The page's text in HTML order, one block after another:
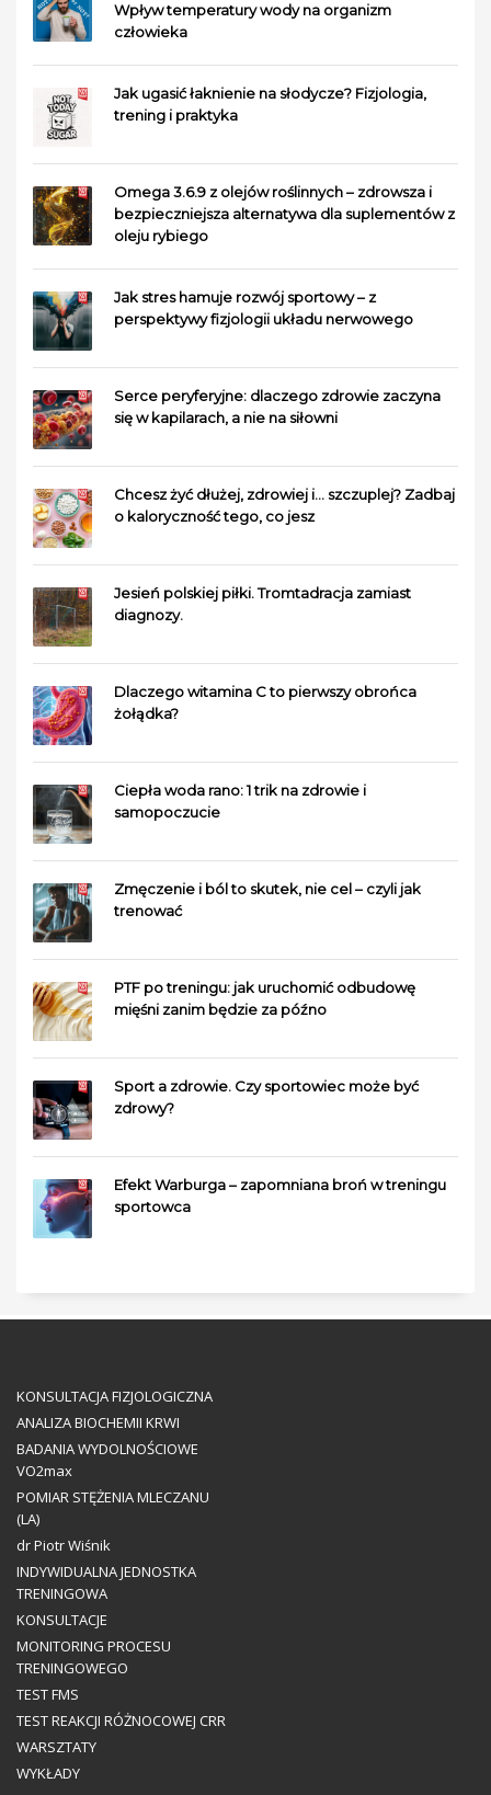
Wpływ temperatury wody na organizm
człowieka
Jak ugasić łaknienie na słodycze? Fizjologia,
trening i praktyka
Omega 3.6.9 z olejów roślinnych – zdrowsza i
bezpieczniejsza alternatywa dla suplementów z
oleju rybiego
Jak stres hamuje rozwój sportowy – z
perspektywy fizjologii układu nerwowego
Serce peryferyjne: dlaczego zdrowie zaczyna
się w kapilarach, a nie na siłowni
Chcesz żyć dłużej, zdrowiej i… szczuplej? Zadbaj
o kaloryczność tego, co jesz
Jesień polskiej piłki. Tromtadracja zamiast
diagnozy.
Dlaczego witamina C to pierwszy obrońca
żołądka?
Ciepła woda rano: 1 trik na zdrowie i
samopoczucie
Zmęczenie i ból to skutek, nie cel – czyli jak
trenować
PTF po treningu: jak uruchomić odbudowę
mięśni zanim będzie za późno
Sport a zdrowie. Czy sportowiec może być
zdrowy?
Efekt Warburga – zapomniana broń w treningu
sportowca
KONSULTACJA FIZJOLOGICZNA
ANALIZA BIOCHEMII KRWI
BADANIA WYDOLNOŚCIOWE
VO2max
POMIAR STĘŻENIA MLECZANU
(LA)
dr Piotr Wiśnik
INDYWIDUALNA JEDNOSTKA
TRENINGOWA
KONSULTACJE
MONITORING PROCESU
TRENINGOWEGO
TEST FMS
TEST REAKCJI RÓŻNOCOWEJ CRR
WARSZTATY
WYKŁADY